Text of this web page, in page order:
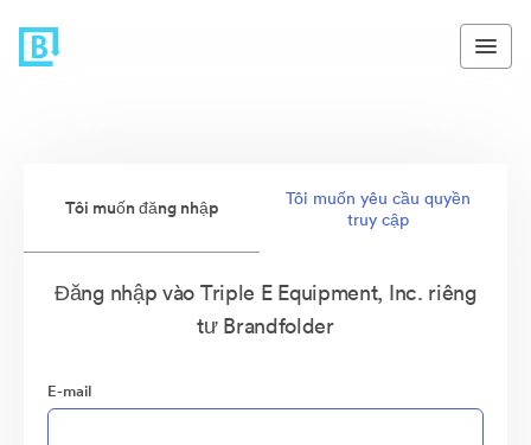
Tôi muốn đăng nhập
Tôi muốn yêu cầu quyền
truy cập
Đăng nhập vào Triple E Equipment, Inc. riêng
tư Brandfolder
E-mail